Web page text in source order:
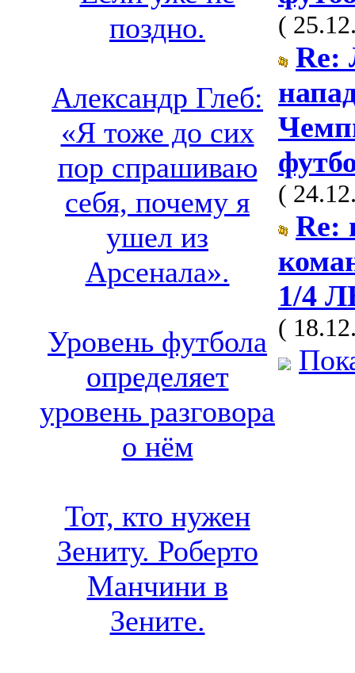
поздно.
Александр Глеб:
«Я тоже до сих
пор спрашиваю
себя, почему я
ушел из
Арсенала».
Уровень футбола
определяет
уровень разговора
о нём
Тот, кто нужен
Зениту. Роберто
Манчини в
Зените.
(
Re:
(
Re:
1/4
(